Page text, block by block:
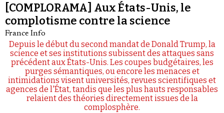
[COMPLORAMA] Aux États-Unis, le
complotisme contre la science
France Info
Depuis le début du second mandat de Donald Trump, la
science et ses institutions subissent des attaques sans
précédent aux États-Unis. Les coupes budgétaires, les
purges sémantiques, ou encore les menaces et
intimidations visent universités, revues scientifiques et
agences de l'État, tandis que les plus hauts responsables
relaient des théories directement issues de la
complosphère.